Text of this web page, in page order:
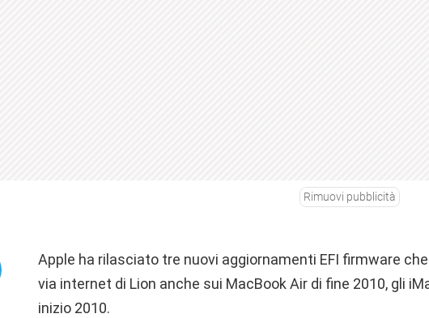
Rimuovi pubblicità
Apple ha rilasciato tre nuovi aggiornamenti EFI firmware
via internet di Lion anche sui MacBook Air di fine 2010, gli
inizio 2010.